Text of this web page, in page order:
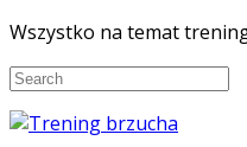
Wszystko na temat